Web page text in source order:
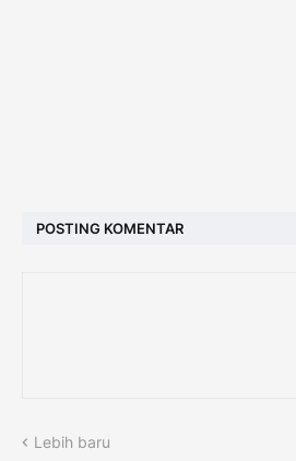
POSTING KOMENTAR
Lebih baru